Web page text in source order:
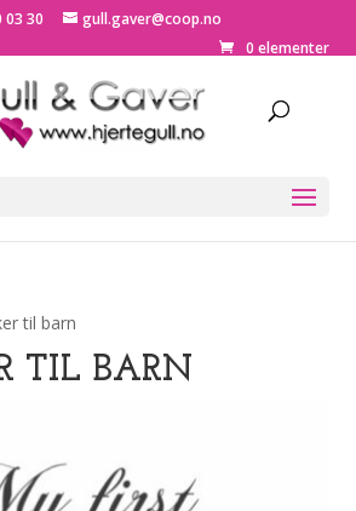
03 30
gull.gaver@coop.no
0 elementer
til barn
TIL BARN